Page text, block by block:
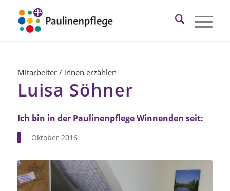
Mitarbeiter / innen erzählen
Luisa Söhner
Ich bin in der Paulinenpflege Winnenden seit:
Oktober 2016